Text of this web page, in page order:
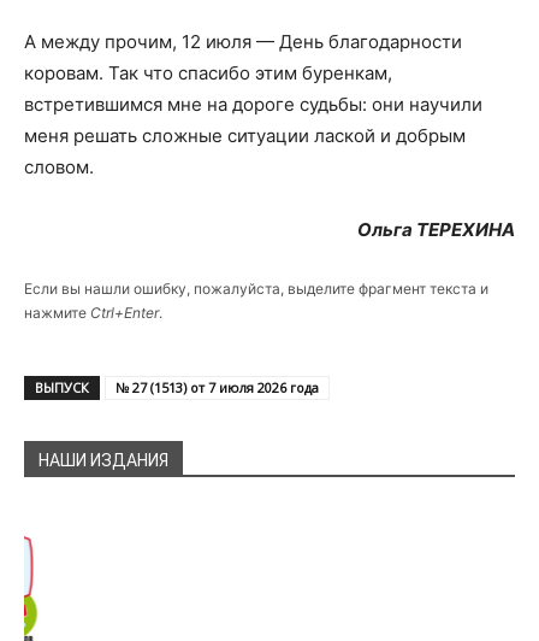
А между прочим, 12 июля — День благодарности
коровам. Так что спасибо этим буренкам,
встретившимся мне на дороге судьбы: они научили
меня решать сложные ситуации лаской и добрым
словом.
Ольга ТЕРЕХИНА
Если вы нашли ошибку, пожалуйста, выделите фрагмент текста и
нажмите Ctrl+Enter.
ВЫПУСК № 27 (1513) от 7 июля 2026 года
НАШИ ИЗДАНИЯ